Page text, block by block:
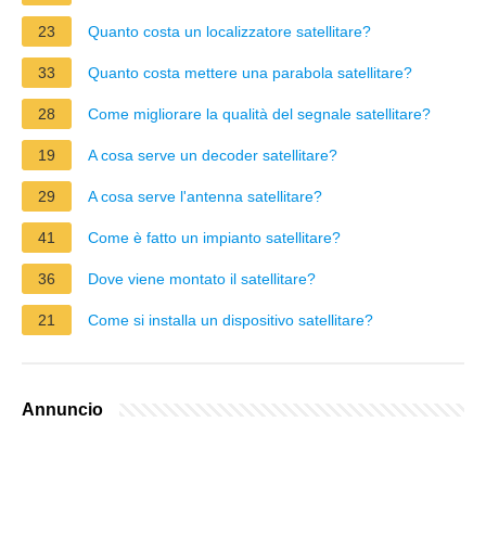
23 Quanto costa un localizzatore satellitare?
33 Quanto costa mettere una parabola satellitare?
28 Come migliorare la qualità del segnale satellitare?
19 A cosa serve un decoder satellitare?
29 A cosa serve l'antenna satellitare?
41 Come è fatto un impianto satellitare?
36 Dove viene montato il satellitare?
21 Come si installa un dispositivo satellitare?
Annuncio